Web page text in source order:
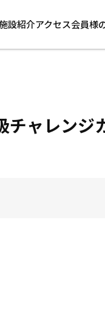
設紹介アクセス会員様
クセス
チャレンジ